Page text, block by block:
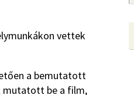
vettek
a bemutatott
mutatott be a film,